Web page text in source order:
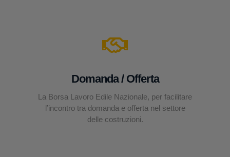
Domanda / Offerta
La Borsa Lavoro Edile Nazionale, per facilitare
l’incontro tra domanda e offerta nel settore
delle costruzioni.